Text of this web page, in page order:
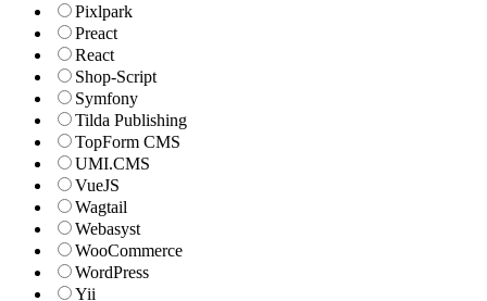
Pixlpark
Preact
React
Shop-Script
Symfony
Tilda Publishing
TopForm CMS
UMI.CMS
VueJS
Wagtail
Webasyst
WooCommerce
WordPress
Yii